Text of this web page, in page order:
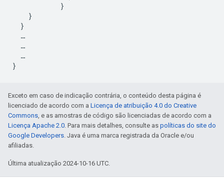
            }
    }
  }
  …
  …
  …
Exceto em caso de indicação contrária, o conteúdo desta página é
licenciado de acordo com a Licença de atribuição 4.0 do Creative
Commons, e as amostras de código são licenciadas de acordo com a
Licença Apache 2.0. Para mais detalhes, consulte as políticas do site do
Google Developers. Java é uma marca registrada da Oracle e/ou
afiliadas.
Última atualização 2024-10-16 UTC.